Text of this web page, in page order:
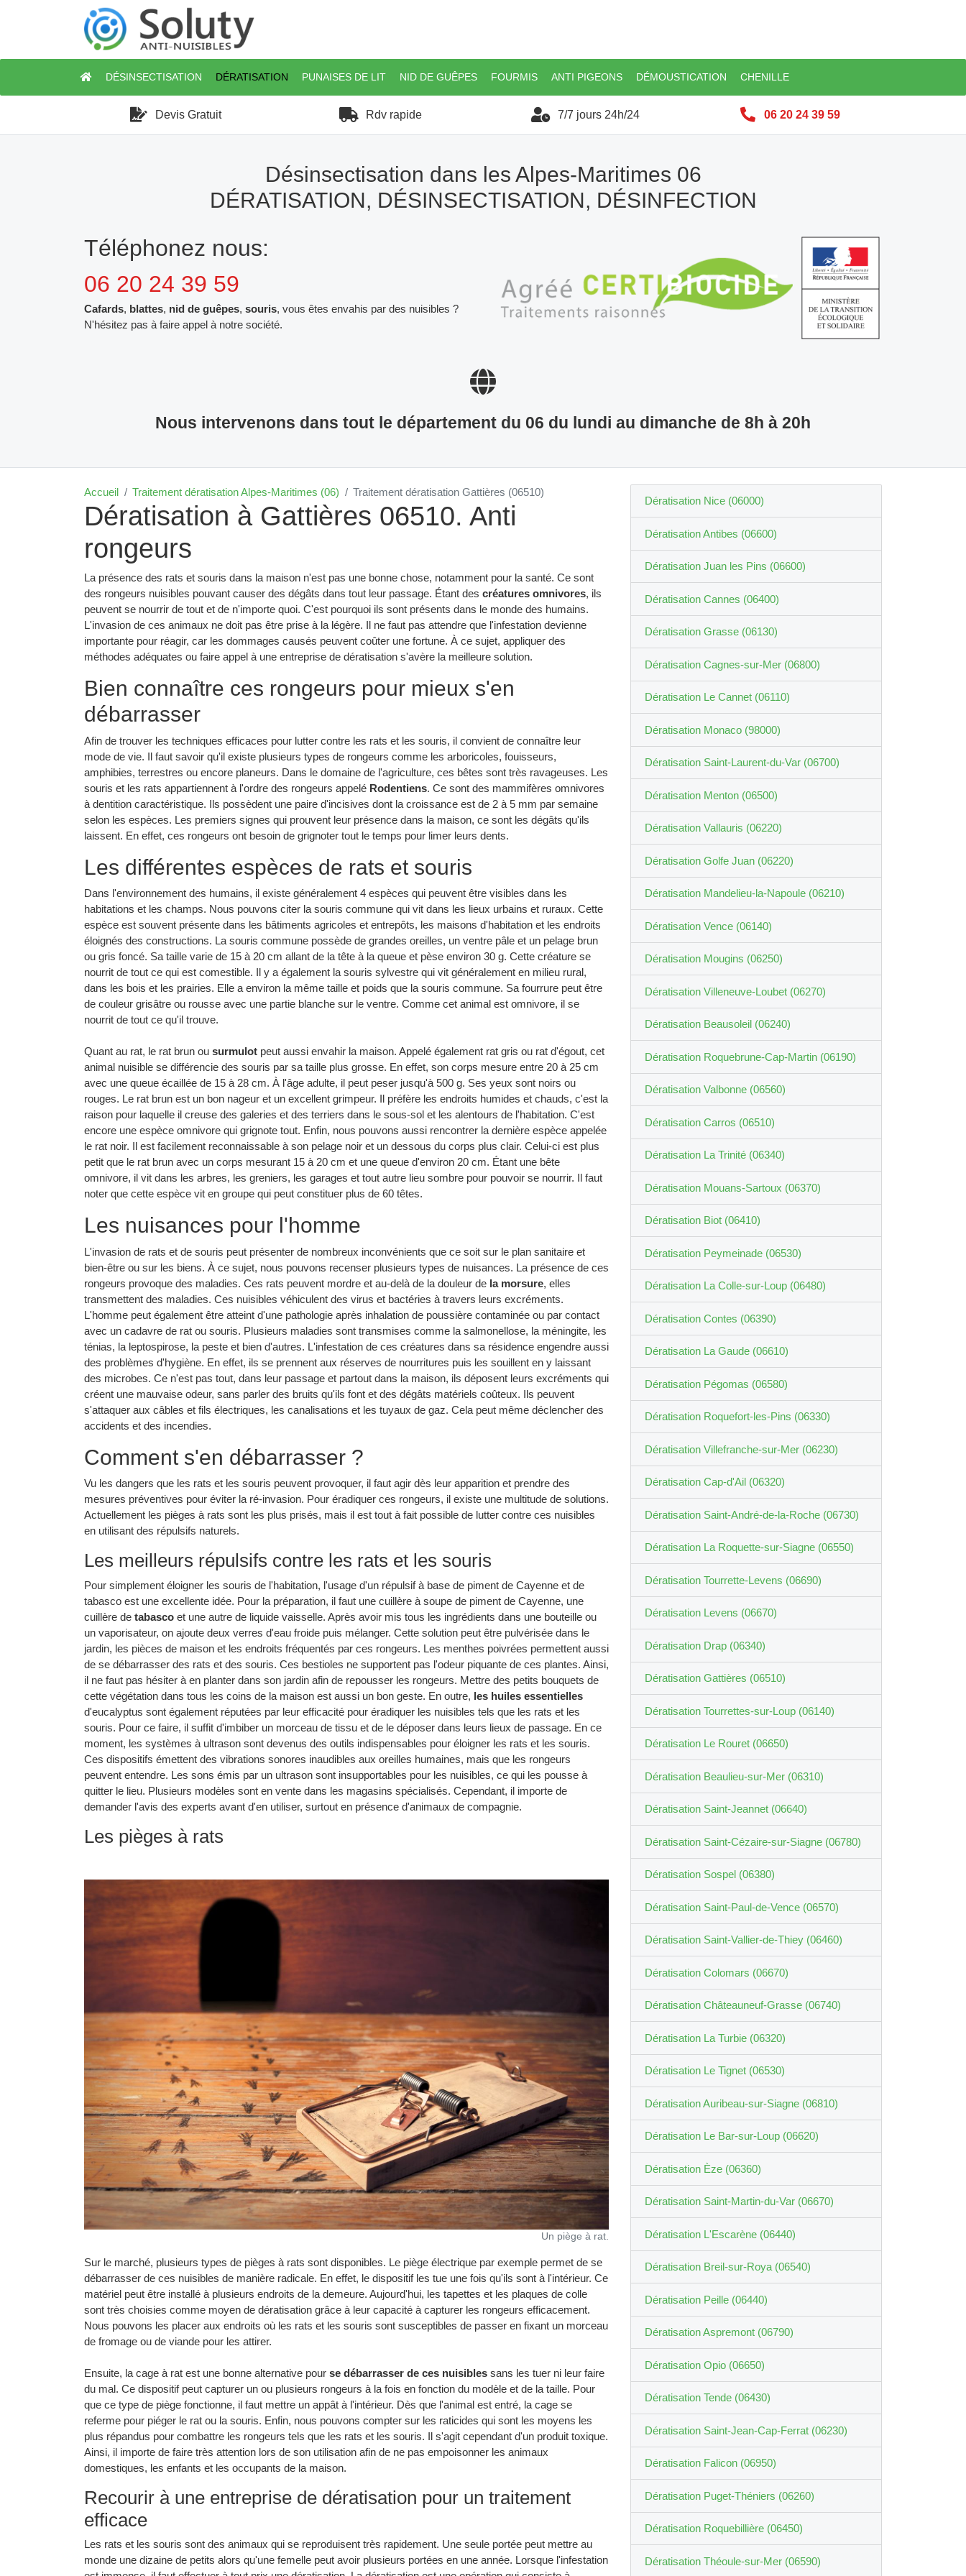
DÉSINSECTISATION DÉRATISATION PUNAISES DE LIT NID DE GUÊPES FOURMIS ANTI PIGEONS DÉMOUSTICATION CHENILLE
Devis Gratuit Rdv rapide 7/7 jours 24h/24 06 20 24 39 59
Désinsectisation dans les Alpes-Maritimes 06
DÉRATISATION, DÉSINSECTISATION, DÉSINFECTION
Téléphonez nous:
06 20 24 39 59
Cafards, blattes, nid de guêpes, souris, vous êtes envahis par des nuisibles ?
N'hésitez pas à faire appel à notre société.
Nous intervenons dans tout le département du 06 du lundi au dimanche de 8h à 20h
Accueil Traitement dératisation Alpes-Maritimes (06) Traitement dératisation Gattières (06510)
Dératisation à Gattières 06510. Anti
rongeurs
La présence des rats et souris dans la maison n'est pas une bonne chose, notamment pour la santé. Ce sont
des rongeurs nuisibles pouvant causer des dégâts dans tout leur passage. Étant des créatures omnivores, ils
peuvent se nourrir de tout et de n'importe quoi. C'est pourquoi ils sont présents dans le monde des humains.
L'invasion de ces animaux ne doit pas être prise à la légère. Il ne faut pas attendre que l'infestation devienne
importante pour réagir, car les dommages causés peuvent coûter une fortune. À ce sujet, appliquer des
méthodes adéquates ou faire appel à une entreprise de dératisation s'avère la meilleure solution.
Bien connaître ces rongeurs pour mieux s'en
débarrasser
Afin de trouver les techniques efficaces pour lutter contre les rats et les souris, il convient de connaître leur
mode de vie. Il faut savoir qu'il existe plusieurs types de rongeurs comme les arboricoles, fouisseurs,
amphibies, terrestres ou encore planeurs. Dans le domaine de l'agriculture, ces bêtes sont très ravageuses. Les
souris et les rats appartiennent à l'ordre des rongeurs appelé Rodentiens. Ce sont des mammifères omnivores
à dentition caractéristique. Ils possèdent une paire d'incisives dont la croissance est de 2 à 5 mm par semaine
selon les espèces. Les premiers signes qui prouvent leur présence dans la maison, ce sont les dégâts qu'ils
laissent. En effet, ces rongeurs ont besoin de grignoter tout le temps pour limer leurs dents.
Les différentes espèces de rats et souris
Dans l'environnement des humains, il existe généralement 4 espèces qui peuvent être visibles dans les
habitations et les champs. Nous pouvons citer la souris commune qui vit dans les lieux urbains et ruraux. Cette
espèce est souvent présente dans les bâtiments agricoles et entrepôts, les maisons d'habitation et les endroits
éloignés des constructions. La souris commune possède de grandes oreilles, un ventre pâle et un pelage brun
ou gris foncé. Sa taille varie de 15 à 20 cm allant de la tête à la queue et pèse environ 30 g. Cette créature se
nourrit de tout ce qui est comestible. Il y a également la souris sylvestre qui vit généralement en milieu rural,
dans les bois et les prairies. Elle a environ la même taille et poids que la souris commune. Sa fourrure peut être
de couleur grisâtre ou rousse avec une partie blanche sur le ventre. Comme cet animal est omnivore, il se
nourrit de tout ce qu'il trouve.
Quant au rat, le rat brun ou surmulot peut aussi envahir la maison. Appelé également rat gris ou rat d'égout, cet
animal nuisible se différencie des souris par sa taille plus grosse. En effet, son corps mesure entre 20 à 25 cm
avec une queue écaillée de 15 à 28 cm. À l'âge adulte, il peut peser jusqu'à 500 g. Ses yeux sont noirs ou
rouges. Le rat brun est un bon nageur et un excellent grimpeur. Il préfère les endroits humides et chauds, c'est la
raison pour laquelle il creuse des galeries et des terriers dans le sous-sol et les alentours de l'habitation. C'est
encore une espèce omnivore qui grignote tout. Enfin, nous pouvons aussi rencontrer la dernière espèce appelée
le rat noir. Il est facilement reconnaissable à son pelage noir et un dessous du corps plus clair. Celui-ci est plus
petit que le rat brun avec un corps mesurant 15 à 20 cm et une queue d'environ 20 cm. Étant une bête
omnivore, il vit dans les arbres, les greniers, les garages et tout autre lieu sombre pour pouvoir se nourrir. Il faut
noter que cette espèce vit en groupe qui peut constituer plus de 60 têtes.
Les nuisances pour l'homme
L'invasion de rats et de souris peut présenter de nombreux inconvénients que ce soit sur le plan sanitaire et
bien-être ou sur les biens. À ce sujet, nous pouvons recenser plusieurs types de nuisances. La présence de ces
rongeurs provoque des maladies. Ces rats peuvent mordre et au-delà de la douleur de la morsure, elles
transmettent des maladies. Ces nuisibles véhiculent des virus et bactéries à travers leurs excréments.
L'homme peut également être atteint d'une pathologie après inhalation de poussière contaminée ou par contact
avec un cadavre de rat ou souris. Plusieurs maladies sont transmises comme la salmonellose, la méningite, les
ténias, la leptospirose, la peste et bien d'autres. L'infestation de ces créatures dans sa résidence engendre aussi
des problèmes d'hygiène. En effet, ils se prennent aux réserves de nourritures puis les souillent en y laissant
des microbes. Ce n'est pas tout, dans leur passage et partout dans la maison, ils déposent leurs excréments qui
créent une mauvaise odeur, sans parler des bruits qu'ils font et des dégâts matériels coûteux. Ils peuvent
s'attaquer aux câbles et fils électriques, les canalisations et les tuyaux de gaz. Cela peut même déclencher des
accidents et des incendies.
Comment s'en débarrasser ?
Vu les dangers que les rats et les souris peuvent provoquer, il faut agir dès leur apparition et prendre des
mesures préventives pour éviter la ré-invasion. Pour éradiquer ces rongeurs, il existe une multitude de solutions.
Actuellement les pièges à rats sont les plus prisés, mais il est tout à fait possible de lutter contre ces nuisibles
en utilisant des répulsifs naturels.
Les meilleurs répulsifs contre les rats et les souris
Pour simplement éloigner les souris de l'habitation, l'usage d'un répulsif à base de piment de Cayenne et de
tabasco est une excellente idée. Pour la préparation, il faut une cuillère à soupe de piment de Cayenne, une
cuillère de tabasco et une autre de liquide vaisselle. Après avoir mis tous les ingrédients dans une bouteille ou
un vaporisateur, on ajoute deux verres d'eau froide puis mélanger. Cette solution peut être pulvérisée dans le
jardin, les pièces de maison et les endroits fréquentés par ces rongeurs. Les menthes poivrées permettent aussi
de se débarrasser des rats et des souris. Ces bestioles ne supportent pas l'odeur piquante de ces plantes. Ainsi,
il ne faut pas hésiter à en planter dans son jardin afin de repousser les rongeurs. Mettre des petits bouquets de
cette végétation dans tous les coins de la maison est aussi un bon geste. En outre, les huiles essentielles
d'eucalyptus sont également réputées par leur efficacité pour éradiquer les nuisibles tels que les rats et les
souris. Pour ce faire, il suffit d'imbiber un morceau de tissu et de le déposer dans leurs lieux de passage. En ce
moment, les systèmes à ultrason sont devenus des outils indispensables pour éloigner les rats et les souris.
Ces dispositifs émettent des vibrations sonores inaudibles aux oreilles humaines, mais que les rongeurs
peuvent entendre. Les sons émis par un ultrason sont insupportables pour les nuisibles, ce qui les pousse à
quitter le lieu. Plusieurs modèles sont en vente dans les magasins spécialisés. Cependant, il importe de
demander l'avis des experts avant d'en utiliser, surtout en présence d'animaux de compagnie.
Les pièges à rats
Un piège à rat.
Sur le marché, plusieurs types de pièges à rats sont disponibles. Le piège électrique par exemple permet de se
débarrasser de ces nuisibles de manière radicale. En effet, le dispositif les tue une fois qu'ils sont à l'intérieur. Ce
matériel peut être installé à plusieurs endroits de la demeure. Aujourd'hui, les tapettes et les plaques de colle
sont très choisies comme moyen de dératisation grâce à leur capacité à capturer les rongeurs efficacement.
Nous pouvons les placer aux endroits où les rats et les souris sont susceptibles de passer en fixant un morceau
de fromage ou de viande pour les attirer.
Ensuite, la cage à rat est une bonne alternative pour se débarrasser de ces nuisibles sans les tuer ni leur faire
du mal. Ce dispositif peut capturer un ou plusieurs rongeurs à la fois en fonction du modèle et de la taille. Pour
que ce type de piège fonctionne, il faut mettre un appât à l'intérieur. Dès que l'animal est entré, la cage se
referme pour piéger le rat ou la souris. Enfin, nous pouvons compter sur les raticides qui sont les moyens les
plus répandus pour combattre les rongeurs tels que les rats et les souris. Il s'agit cependant d'un produit toxique.
Ainsi, il importe de faire très attention lors de son utilisation afin de ne pas empoisonner les animaux
domestiques, les enfants et les occupants de la maison.
Recourir à une entreprise de dératisation pour un traitement
efficace
Les rats et les souris sont des animaux qui se reproduisent très rapidement. Une seule portée peut mettre au
monde une dizaine de petits alors qu'une femelle peut avoir plusieurs portées en une année. Lorsque l'infestation
Dératisation Nice (06000)
Dératisation Antibes (06600)
Dératisation Juan les Pins (06600)
Dératisation Cannes (06400)
Dératisation Grasse (06130)
Dératisation Cagnes-sur-Mer (06800)
Dératisation Le Cannet (06110)
Dératisation Monaco (98000)
Dératisation Saint-Laurent-du-Var (06700)
Dératisation Menton (06500)
Dératisation Vallauris (06220)
Dératisation Golfe Juan (06220)
Dératisation Mandelieu-la-Napoule (06210)
Dératisation Vence (06140)
Dératisation Mougins (06250)
Dératisation Villeneuve-Loubet (06270)
Dératisation Beausoleil (06240)
Dératisation Roquebrune-Cap-Martin (06190)
Dératisation Valbonne (06560)
Dératisation Carros (06510)
Dératisation La Trinité (06340)
Dératisation Mouans-Sartoux (06370)
Dératisation Biot (06410)
Dératisation Peymeinade (06530)
Dératisation La Colle-sur-Loup (06480)
Dératisation Contes (06390)
Dératisation La Gaude (06610)
Dératisation Pégomas (06580)
Dératisation Roquefort-les-Pins (06330)
Dératisation Villefranche-sur-Mer (06230)
Dératisation Cap-d'Ail (06320)
Dératisation Saint-André-de-la-Roche (06730)
Dératisation La Roquette-sur-Siagne (06550)
Dératisation Tourrette-Levens (06690)
Dératisation Levens (06670)
Dératisation Drap (06340)
Dératisation Gattières (06510)
Dératisation Tourrettes-sur-Loup (06140)
Dératisation Le Rouret (06650)
Dératisation Beaulieu-sur-Mer (06310)
Dératisation Saint-Jeannet (06640)
Dératisation Saint-Cézaire-sur-Siagne (06780)
Dératisation Sospel (06380)
Dératisation Saint-Paul-de-Vence (06570)
Dératisation Saint-Vallier-de-Thiey (06460)
Dératisation Colomars (06670)
Dératisation Châteauneuf-Grasse (06740)
Dératisation La Turbie (06320)
Dératisation Le Tignet (06530)
Dératisation Auribeau-sur-Siagne (06810)
Dératisation Le Bar-sur-Loup (06620)
Dératisation Èze (06360)
Dératisation Saint-Martin-du-Var (06670)
Dératisation L'Escarène (06440)
Dératisation Breil-sur-Roya (06540)
Dératisation Peille (06440)
Dératisation Aspremont (06790)
Dératisation Opio (06650)
Dératisation Tende (06430)
Dératisation Saint-Jean-Cap-Ferrat (06230)
Dératisation Falicon (06950)
Dératisation Puget-Théniers (06260)
Dératisation Roquebillière (06450)
Dératisation Théoule-sur-Mer (06590)